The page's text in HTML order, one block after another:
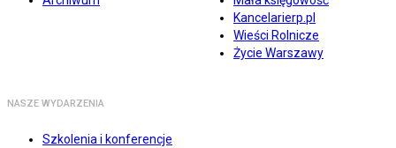
Kancelarierp.pl
Wieści Rolnicze
Życie Warszawy
NASZE WYDARZENIA
Szkolenia i konferencje